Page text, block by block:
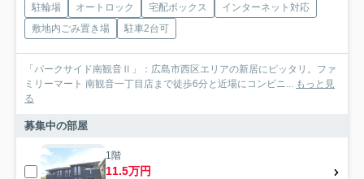
駐輪場 オートロック 宅配ボックス
インターネット対応
敷地内ごみ置き場
駐車2台可
「パークサイド南観音Ⅱ」：広島市西区エリアの新居にピッタリ。ファ
ミリーマート 南観音一丁目店まで徒歩6分と近場にコンビニ...
もっと見
る
募集中の部屋
1階
11.5万円